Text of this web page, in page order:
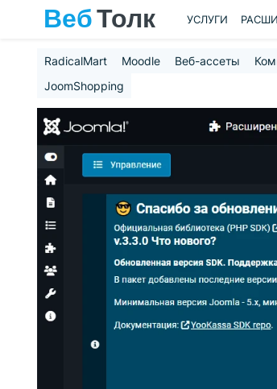
УСЛУГИ
RadicalMart Moodle Веб-ассеты
JoomShopping